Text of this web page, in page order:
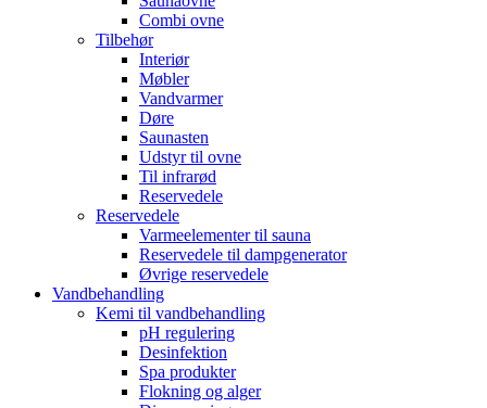
Combi ovne
Tilbehør
Interiør
Møbler
Vandvarmer
Døre
Saunasten
Udstyr til ovne
Til infrarød
Reservedele
Reservedele
Varmeelementer til sauna
Reservedele til dampgenerator
Øvrige reservedele
Vandbehandling
Kemi til vandbehandling
pH regulering
Desinfektion
Spa produkter
Flokning og alger